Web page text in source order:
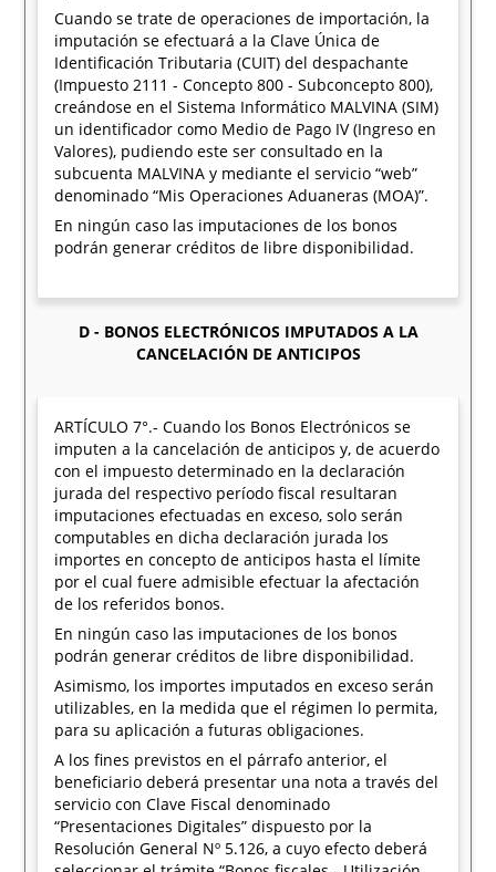
Cuando se trate de operaciones de importación, la
imputación se efectuará a la Clave Única de
Identificación Tributaria (CUIT) del despachante
(Impuesto 2111 - Concepto 800 - Subconcepto 800),
creándose en el Sistema Informático MALVINA (SIM)
un identificador como Medio de Pago IV (Ingreso en
Valores), pudiendo este ser consultado en la
subcuenta MALVINA y mediante el servicio “web”
denominado “Mis Operaciones Aduaneras (MOA)”.
En ningún caso las imputaciones de los bonos
podrán generar créditos de libre disponibilidad.
D - BONOS ELECTRÓNICOS IMPUTADOS A LA
CANCELACIÓN DE ANTICIPOS
ARTÍCULO 7°.- Cuando los Bonos Electrónicos se
imputen a la cancelación de anticipos y, de acuerdo
con el impuesto determinado en la declaración
jurada del respectivo período fiscal resultaran
imputaciones efectuadas en exceso, solo serán
computables en dicha declaración jurada los
importes en concepto de anticipos hasta el límite
por el cual fuere admisible efectuar la afectación
de los referidos bonos.
En ningún caso las imputaciones de los bonos
podrán generar créditos de libre disponibilidad.
Asimismo, los importes imputados en exceso serán
utilizables, en la medida que el régimen lo permita,
para su aplicación a futuras obligaciones.
A los fines previstos en el párrafo anterior, el
beneficiario deberá presentar una nota a través del
servicio con Clave Fiscal denominado
“Presentaciones Digitales” dispuesto por la
Resolución General Nº 5.126, a cuyo efecto deberá